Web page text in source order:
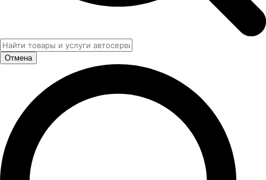
Отмена